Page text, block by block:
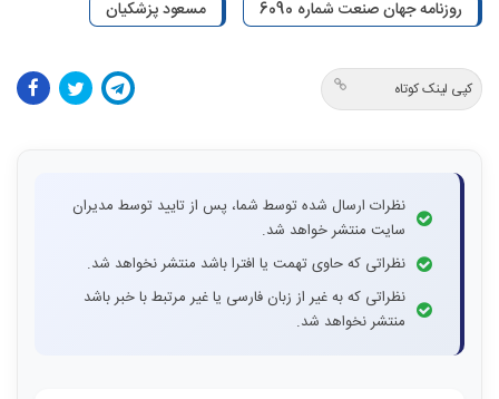
روزنامه جهان صنعت شماره 6090 مسعود پزشکیان
کپی لینک کوتاه
نظرات ارسال شده توسط شما، پس از تایید توسط مدیران
سایت منتشر خواهد شد.
نظراتی که حاوی تهمت یا افترا باشد منتشر نخواهد شد.
نظراتی که به غیر از زبان فارسی یا غیر مرتبط با خبر باشد
منتشر نخواهد شد.